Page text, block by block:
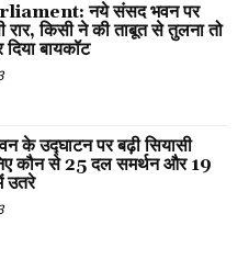
नये संसद भवन पर
रार, किसी ने की ताबूत से तुलना तो
बायकॉट
के उद्घाटन पर बढ़ी सियासी
कौन से 25 दल समर्थन और 19
उतरे